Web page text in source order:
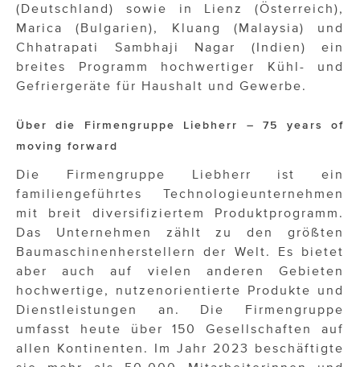
(Deutschland) sowie in Lienz (Österreich),
Marica (Bulgarien), Kluang (Malaysia) und
Chhatrapati Sambhaji Nagar (Indien) ein
breites Programm hochwertiger Kühl- und
Gefriergeräte für Haushalt und Gewerbe.
Über die Firmengruppe Liebherr – 75 years of
moving forward
Die Firmengruppe Liebherr ist ein
familiengeführtes Technologieunternehmen
mit breit diversifiziertem Produktprogramm.
Das Unternehmen zählt zu den größten
Baumaschinenherstellern der Welt. Es bietet
aber auch auf vielen anderen Gebieten
hochwertige, nutzenorientierte Produkte und
Dienstleistungen an. Die Firmengruppe
umfasst heute über 150 Gesellschaften auf
allen Kontinenten. Im Jahr 2023 beschäftigte